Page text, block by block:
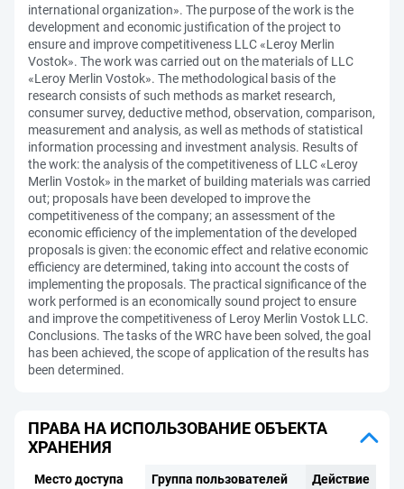
international organization». The purpose of the work is the
development and economic justification of the project to
ensure and improve competitiveness LLC «Leroy Merlin
Vostok». The work was carried out on the materials of LLC
«Leroy Merlin Vostok». The methodological basis of the
research consists of such methods as market research,
consumer survey, deductive method, observation, comparison,
measurement and analysis, as well as methods of statistical
information processing and investment analysis. Results of
the work: the analysis of the competitiveness of LLC «Leroy
Merlin Vostok» in the market of building materials was carried
out; proposals have been developed to improve the
competitiveness of the company; an assessment of the
economic efficiency of the implementation of the developed
proposals is given: the economic effect and relative economic
efficiency are determined, taking into account the costs of
implementing the proposals. The practical significance of the
work performed is an economically sound project to ensure
and improve the competitiveness of Leroy Merlin Vostok LLC.
Conclusions. The tasks of the WRC have been solved, the goal
has been achieved, the scope of application of the results has
been determined.
ПРАВА НА ИСПОЛЬЗОВАНИЕ ОБЪЕКТА
ХРАНЕНИЯ
Место доступа Группа пользователей Действие